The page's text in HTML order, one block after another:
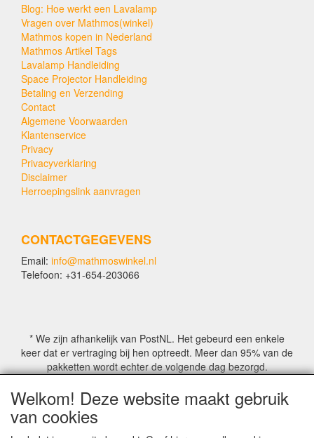
Blog: Hoe werkt een Lavalamp
Vragen over Mathmos(winkel)
Mathmos kopen in Nederland
Mathmos Artikel Tags
Lavalamp Handleiding
Space Projector Handleiding
Betaling en Verzending
Contact
Algemene Voorwaarden
Klantenservice
Privacy
Privacyverklaring
Disclaimer
Herroepingslink aanvragen
CONTACTGEGEVENS
Email: info@mathmoswinkel.nl
Telefoon: +31-654-203066
* We zijn afhankelijk van PostNL. Het gebeurd een enkele
keer dat er vertraging bij hen optreedt. Meer dan 95% van de
pakketten wordt echter de volgende dag bezorgd.
© COPYRIGHT by Mathmoswinkel.nl
Site Name, Ownership and Design Copyright by
Welkom! Deze website maakt gebruik
van cookies